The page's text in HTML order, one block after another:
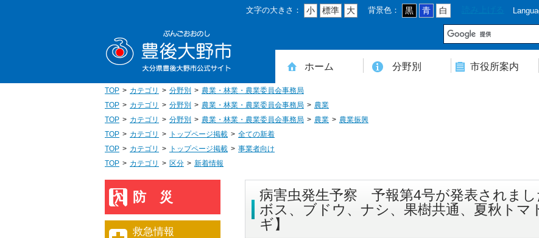
移
文字の大きさ： 小 標準 大 背景色： 黒 青 白
ホーム 分野別
住民登録・戸籍・印鑑・マイナンバー
税・年金・国民健康保険・後期高齢者医療
教育・文化・スポーツ・人権・男女共同参画
健康・医療・介護・福祉・食育
消防・防災・安全・環境・ごみ・住宅・水道
商工・労働・消費者行政
入札・契約・工事・委託
農業・林業・農業委員会事務局
道路・都市計画・地籍・交通
議会・選管・監査
まちづくり・財政・管財・各種計画・人事・各支所・その他
市役所案内
本庁舎案内図
庁舎案内
行政組織
人口・世帯数・高齢者人口
豊後大野市の概要
豊後大野市の歴史
合併経過
市章・市民憲章・市花・市木等
豊後大野市友好交流協定
豊後大野市のすがた
豊後大野市の観光
豊後大野市の各種計画
ようこそ市長室へ
名誉市民
豊後大野市ふるさと大使
TOP カテゴリ 分野別
農業・林業・農業委員会事務局
TOP
カテゴリ 分野別 農業・林業・農業委員会事務局
農業
TOP
カテゴリ 分野別 農業・林業・農業委員会事務局 農業
農業振興
TOP
カテゴリ トップページ掲載
全ての新着
TOP
カテゴリ トップページ掲載
事業者向け
TOP
カテゴリ 区分 新着情報
病害虫発生予察 予報第4号が発表されまし
ボス、ブドウ、ナシ、果樹共通、夏秋トマ
ギ】
防災
救急情報